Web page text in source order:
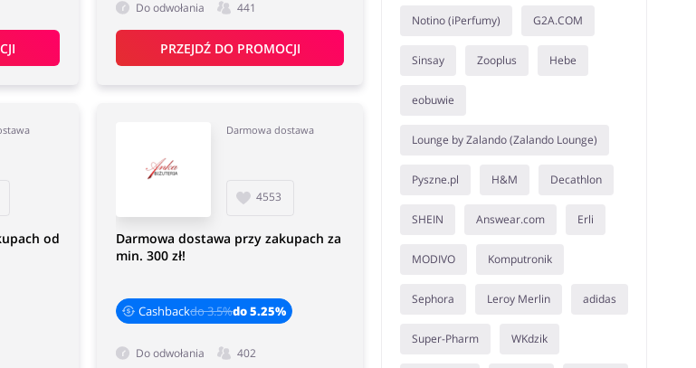
Do odwołania 441
PRZEJDŹ DO PROMOCJI
od
Darmowa dostawa
4553
Darmowa dostawa przy zakupach za
min. 300 zł!
Cashbackdo 3.5%do 5.25%
Do odwołania 402
Notino (iPerfumy) G2A.COM
Sinsay Zooplus Hebe
eobuwie
Lounge by Zalando (Zalando Lounge)
Pyszne.pl H&M Decathlon
SHEIN Answear.com Erli
MODIVO Komputronik
Sephora Leroy Merlin adidas
Super-Pharm WKdzik